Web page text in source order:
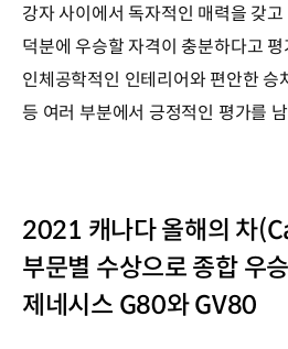
강자 사이에서 독자적인 매력을 갖고
덕분에 우승할 자격이 충분하다고
인체공학적인 인테리어와 편안한 승
등 여러 부분에서 긍정적인 평가를
2021 캐나다 올해의 차
부문별 수상으로 종합 우
제네시스 G80와 GV80